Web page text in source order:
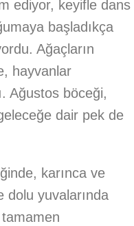
ediyor, keyifle dans
başladıkça
Ağaçların
hayvanlar
Ağustos böceği,
dair pek de
karınca ve
dolu yuvalarında
tamamen